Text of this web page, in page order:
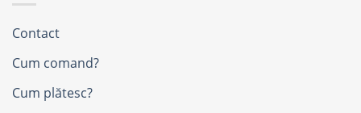
Contact
Cum comand?
Cum plătesc?